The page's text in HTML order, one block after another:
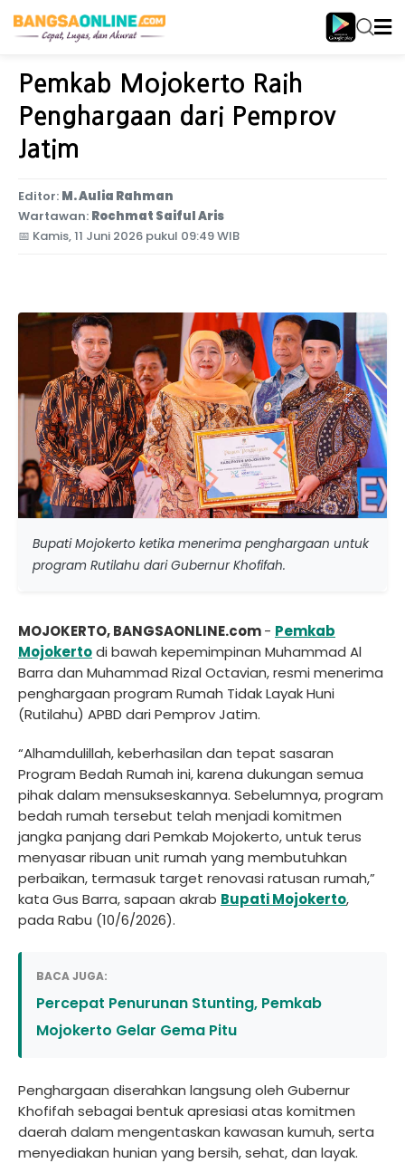
Home Jawa Timur
Pemkab Mojokerto Raih
Penghargaan dari Pemprov
Jatim
Editor: M. Aulia Rahman
Wartawan: Rochmat Saiful Aris
📅 Kamis, 11 Juni 2026 pukul 09:49 WIB
Bupati Mojokerto ketika menerima penghargaan untuk
program Rutilahu dari Gubernur Khofifah.
MOJOKERTO, BANGSAONLINE.com- Pemkab
Mojokertodi bawah kepemimpinan Muhammad Al
Barra dan Muhammad Rizal Octavian, resmi menerima
penghargaan program Rumah Tidak Layak Huni
(Rutilahu) APBD dari Pemprov Jatim.
“Alhamdulillah, keberhasilan dan tepat sasaran
Program Bedah Rumah ini, karena dukungan semua
pihak dalam mensukseskannya. Sebelumnya, program
bedah rumah tersebut telah menjadi komitmen
jangka panjang dari Pemkab Mojokerto, untuk terus
menyasar ribuan unit rumah yang membutuhkan
perbaikan, termasuk target renovasi ratusan rumah,”
kata Gus Barra, sapaan akrab Bupati Mojokerto,
pada Rabu (10/6/2026).
BACA JUGA:
Percepat Penurunan Stunting, Pemkab
Mojokerto Gelar Gema Pitu
Penghargaan diserahkan langsung oleh Gubernur
Khofifah sebagai bentuk apresiasi atas komitmen
daerah dalam mengentaskan kawasan kumuh, serta
menyediakan hunian yang bersih, sehat, dan layak.